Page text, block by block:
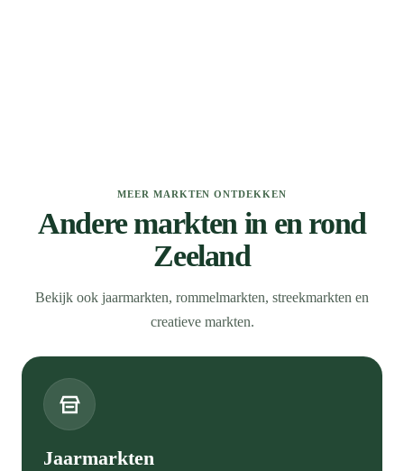
MEER MARKTEN ONTDEKKEN
Andere markten in en rond
Zeeland
Bekijk ook jaarmarkten, rommelmarkten, streekmarkten en
creatieve markten.
Jaarmarkten